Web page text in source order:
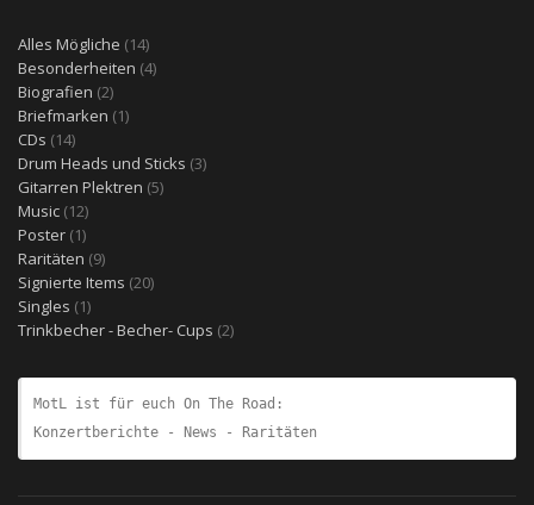
Alles Mögliche 1414
Produkte
Besonderheiten 44
Biografien 22
Produkte
Briefmarken 11
CDs 1414
Produkte
Drum Heads und Sticks 33
Gitarren Plektren 55
Music 1212
Produkte
Poster 11
Produkt
Raritäten 99
Produkte
Signierte Items 2020
Singles 11
Produkt
Trinkbecher - Becher- Cups 22
MotL ist für euch On The Road:
Konzertberichte - News - Raritäten